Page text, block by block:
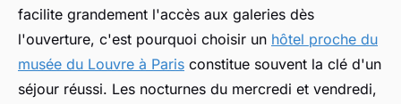
facilite grandement l'accès aux galeries dès
l'ouverture, c'est pourquoi choisir un hôtel proche du
musée du Louvre à Paris constitue souvent la clé d'un
séjour réussi. Les nocturnes du mercredi et vendredi,